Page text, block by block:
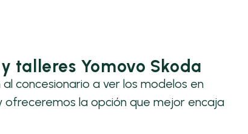
talleres Yomovo Skoda
concesionario a ver los modelos en
la opción que mejor encaja